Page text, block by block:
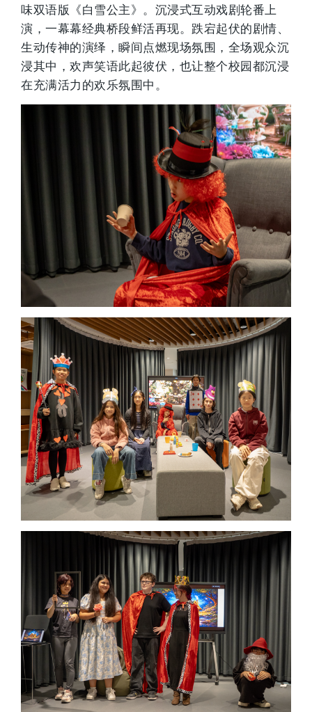
味双语版《白雪公主》。沉浸式互动戏剧轮番上
演，一幕幕经典桥段鲜活再现。跌宕起伏的剧情、
生动传神的演绎，瞬间点燃现场氛围，全场观众沉
浸其中，欢声笑语此起彼伏，也让整个校园都沉浸
在充满活力的欢乐氛围中。